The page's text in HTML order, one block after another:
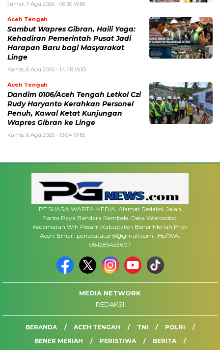
Jumat, 7 Agu 2026 - 06:30 WIB
Aceh Tengah
‎Sambut Wapres Gibran, Haili Yoga:
Kehadiran Pemerintah Pusat Jadi
Harapan Baru bagi Masyarakat
Linge
Kamis, 6 Agu 2026 - 14:48 WIB
Aceh Tengah
Dandim 0106/Aceh Tengah Letkol Czi
Rudy Haryanto Kerahkan Personel
Penuh, Kawal Ketat Kunjungan
Wapres Gibran ke Linge
Kamis, 6 Agu 2026 - 13:04 WIB
PT SUARA WARTA MEDIA. Alamat Redaksi. Jalan
Pante Raya Bandara Rembele, Desa Wonosobo,
Kecamatan Wih Pesam,Kabupaten Bener Meriah,Prov
Aceh. Email. penacatatan5@gmail.com . Hp/WA:
081285453607
MEDIA NETWORK
REDAKSI
BERANDA ACEH TENGAH TNI
POLRI
BENER MERIAH
PERISTIWA BERITA